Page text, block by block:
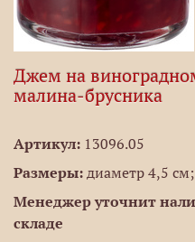
Джем на
малина-брусника
Артикул: 13096.05
Размеры: диаметр 4,5
Менеджер уточнит
складе